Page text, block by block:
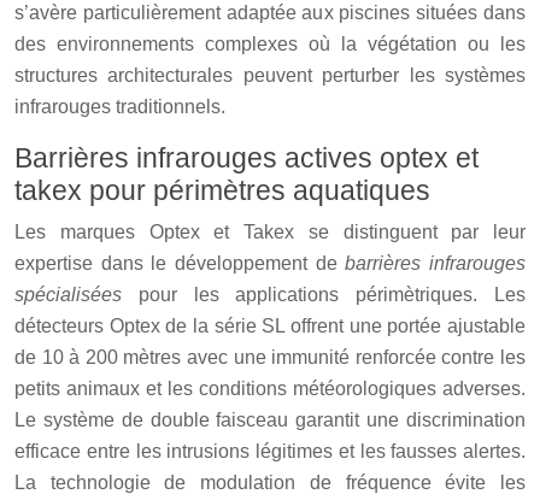
s’avère particulièrement adaptée aux piscines situées dans
des environnements complexes où la végétation ou les
structures architecturales peuvent perturber les systèmes
infrarouges traditionnels.
Barrières infrarouges actives optex et
takex pour périmètres aquatiques
Les marques Optex et Takex se distinguent par leur
expertise dans le développement debarrières infrarouges
spécialisées pour les applications périmètriques. Les
détecteurs Optex de la série SL offrent une portée ajustable
de 10 à 200 mètres avec une immunité renforcée contre les
petits animaux et les conditions météorologiques adverses.
Le système de double faisceau garantit une discrimination
efficace entre les intrusions légitimes et les fausses alertes.
La technologie de modulation de fréquence évite les